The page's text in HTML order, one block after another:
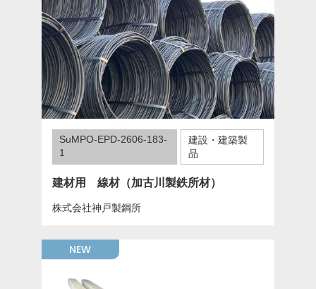
SuMPO-EPD-2606-183-
1
建設・建築製
品
建材用 線材（加古川製鉄所材）
株式会社神戸製鋼所
NEW